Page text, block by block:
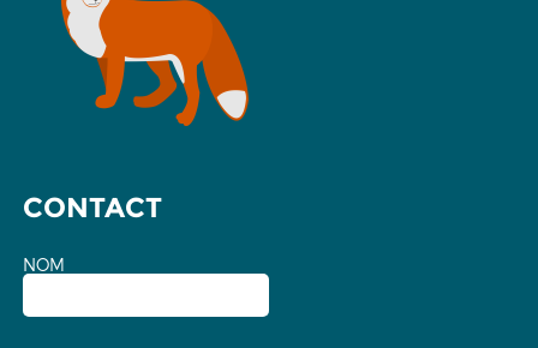
CONTACT
NOM